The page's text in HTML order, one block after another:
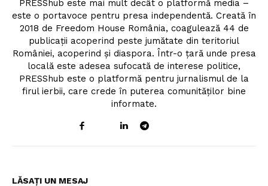
PRESShub este mai mult decât o platformă media –
este o portavoce pentru presa independentă. Creată în
2018 de Freedom House România, coagulează 44 de
publicații acoperind peste jumătate din teritoriul
României, acoperind și diaspora. Într-o țară unde presa
locală este adesea sufocată de interese politice,
PRESShub este o platformă pentru jurnalismul de la
firul ierbii, care crede în puterea comunităților bine
informate.
LĂSAȚI UN MESAJ